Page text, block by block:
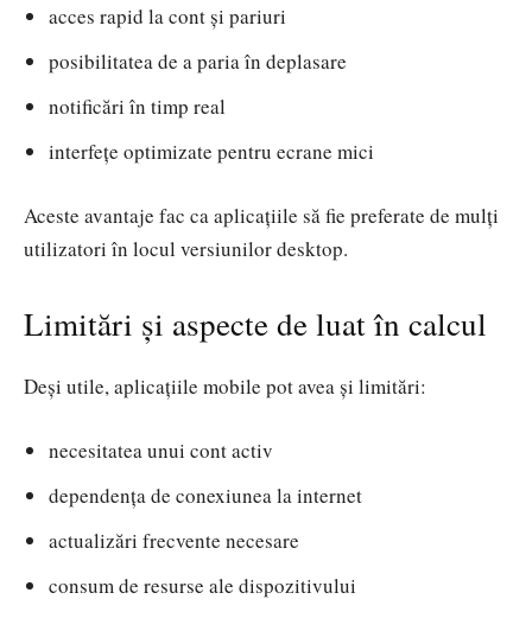
acces rapid la cont și pariuri
posibilitatea de a paria în deplasare
notificări în timp real
interfețe optimizate pentru ecrane mici
Aceste avantaje fac ca aplicațiile să fie preferate de mulți
utilizatori în locul versiunilor desktop.
Limitări și aspecte de luat în calcul
Deși utile, aplicațiile mobile pot avea și limitări:
necesitatea unui cont activ
dependența de conexiunea la internet
actualizări frecvente necesare
consum de resurse ale dispozitivului